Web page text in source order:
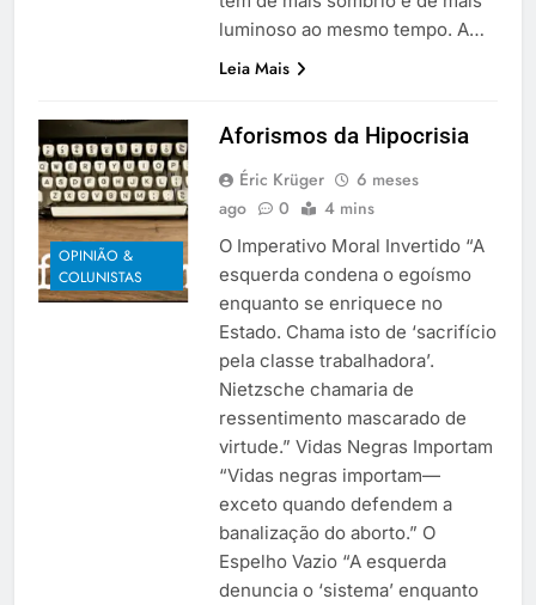
luminoso ao mesmo tempo. A…
Leia Mais
OPINIÃO &
COLUNISTAS
Aforismos da Hipocrisia
Éric Krüger
6 meses
ago
0 4 mins
O Imperativo Moral Invertido “A
esquerda condena o egoísmo
enquanto se enriquece no
Estado. Chama isto de ‘sacrifício
pela classe trabalhadora’.
Nietzsche chamaria de
ressentimento mascarado de
virtude.” Vidas Negras Importam
“Vidas negras importam—
exceto quando defendem a
banalização do aborto.” O
Espelho Vazio “A esquerda
denuncia o ‘sistema’ enquanto